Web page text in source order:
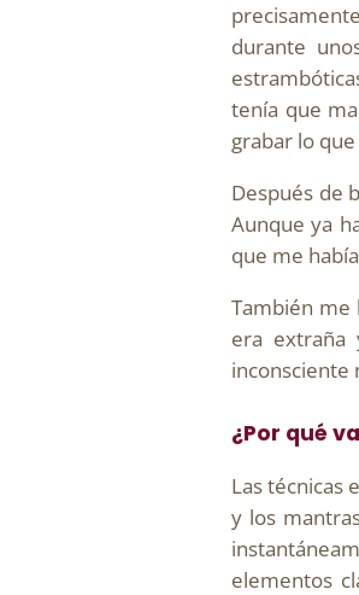
durante
tenía que
grabar lo
Después de
Aunque ya
que me
También me
era extraña
inconsciente
¿Por qué
Las técnicas
y los
elementos